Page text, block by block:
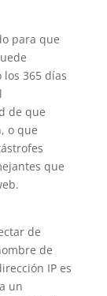
para que
365 días
de que
o que
que
de
de
IP es
un